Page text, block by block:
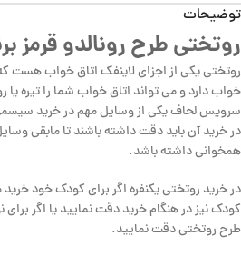
توضیحات
روتختی طرح رونالدو قرمز
روتختی یکی از اجزای لاینفک اتاق خواب هست
خواب دارد و می تواند اتاق خواب شما را تیره
سرویس لحاف یکی از وسایل مهم در خرید
در خرید آن باید دقت داشته باشند تا مابقی
همخوانی داشته باشد.
در خرید روتختی یکنفره اگر برای کودک خود خرید
کودک نیز در هنگام خرید دقت نمایید یا اگر برای
طرح روتختی دقت نمایید.